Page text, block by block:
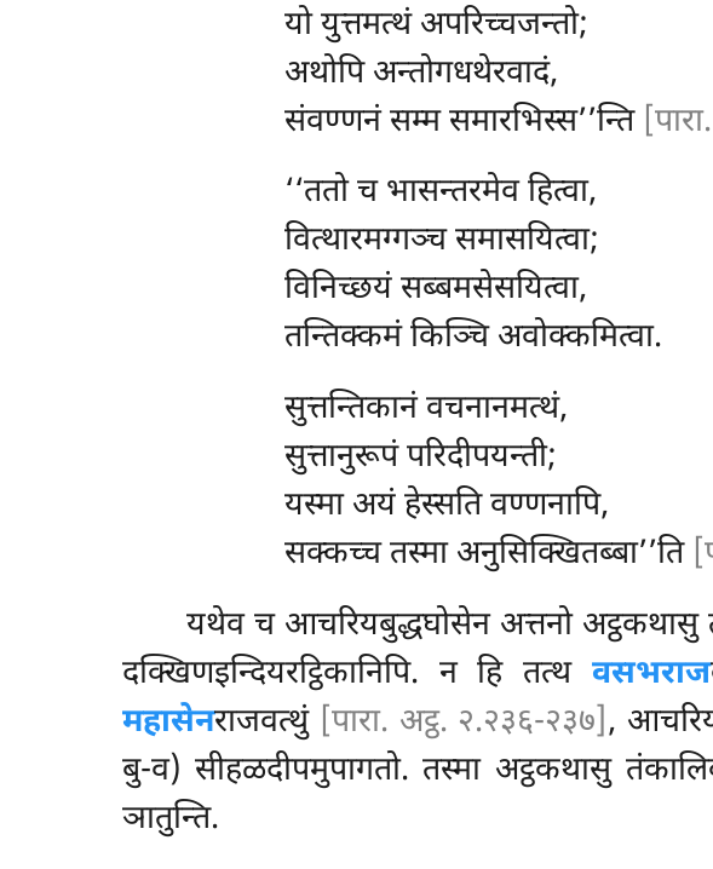
यो युत्तमत्थं अपरिच्चजन्तो;
अथोपि अन्तोगधथेरवादं,
संवण्णनं सम्म समारभिस्स’’न्ति
‘‘ततो च भासन्तरमेव हित्वा,
वित्थारमग्गञ्च समासयित्वा;
विनिच्छयं सब्बमसेसयित्वा,
तन्तिक्कमं किञ्चि अवोक्कमित्वा.
सुत्तन्तिकानं वचनानमत्थं,
सुत्तानुरूपं परिदीपयन्ती;
यस्मा अयं हेस्सति वण्णनापि,
सक्कच्च तस्मा अनुसिक्खितब्बा’’ति
यथेव च आचरियबुद्धघोसेन अत्तनो अट्ठकथासु
दक्खिणइन्दियरट्ठिकानिपि. न हि तत्थ वसभराज
महासेनराजवत्थुं [पारा. अट्ठ. २.२३६-२३७],
बु-व) सीहळदीपमुपागतो. तस्मा अट्ठकथासु
ञातुन्ति.